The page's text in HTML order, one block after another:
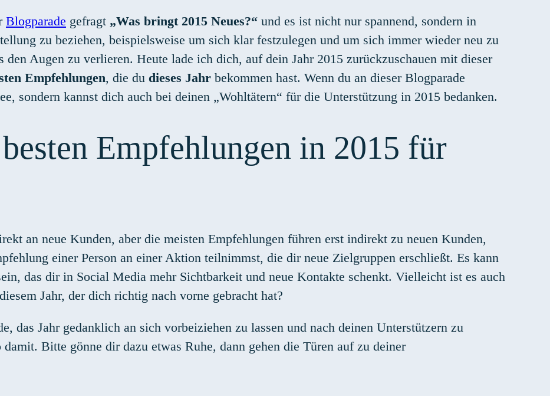
Blogparade gefragt „Was bringt 2015 Neues?“ und es ist nicht nur spannend, sondern in
zu beziehen, beispielsweise um sich klar festzulegen und um sich immer wieder neu zu
Augen zu verlieren. Heute lade ich dich, auf dein Jahr 2015 zurückzuschauen mit dieser
Empfehlungen, die du dieses Jahr bekommen hast. Wenn du an dieser Blogparade
sondern kannst dich auch bei deinen „Wohltätern“ für die Unterstützung in 2015 bedanken.
Empfehlungen in 2015 für
an neue Kunden, aber die meisten Empfehlungen führen erst indirekt zu neuen Kunden,
einer Person an einer Aktion teilnimmst, die dir neue Zielgruppen erschließt. Es kann
das dir in Social Media mehr Sichtbarkeit und neue Kontakte schenkt. Vielleicht ist es auch
Jahr, der dich richtig nach vorne gebracht hat?
das Jahr gedanklich an sich vorbeiziehen zu lassen und nach deinen Unterstützern zu
Bitte gönne dir dazu etwas Ruhe, dann gehen die Türen auf zu deiner